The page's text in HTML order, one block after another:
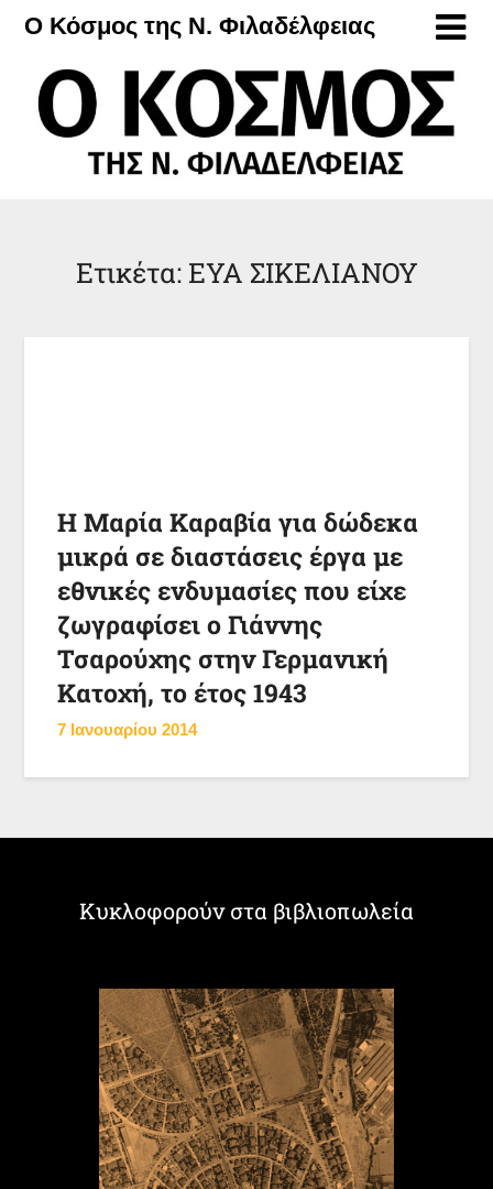
Μετάβαση
περιεχόμενο
Ο Κόσμος της Ν. Φιλαδέλφειας
Ετικέτα: ΕΥΑ ΣΙΚΕΛΙΑΝΟΥ
Η Μαρία Καραβία για δώδεκα
μικρά σε διαστάσεις έργα με
εθνικές ενδυμασίες που είχε
ζωγραφίσει ο Γιάννης
Τσαρούχης στην Γερμανική
Κατοχή, το έτος 1943
7 Ιανουαρίου 2014
Κυκλοφορούν στα βιβλιοπωλεία